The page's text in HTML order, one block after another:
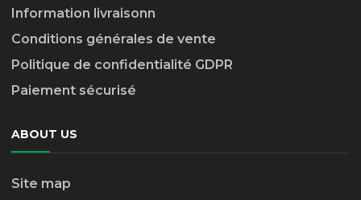
Information livraisonn
Conditions générales de vente
Politique de confidentialité GDPR
Paiement sécurisé
ABOUT US
Site map